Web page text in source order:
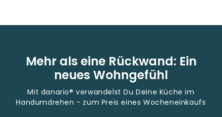
Mehr als eine Rückwand: Ein
neues Wohngefühl
Mit danario® verwandelst Du Deine Küche im
Handumdrehen - zum Preis eines Wocheneinkaufs